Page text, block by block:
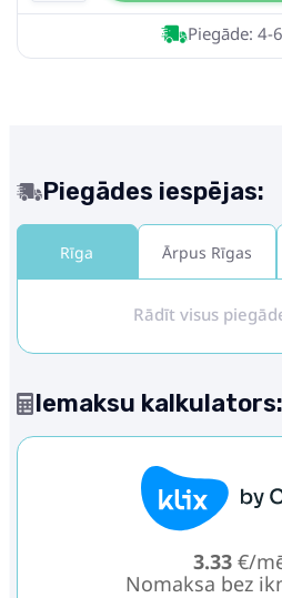
Piegāde: 4-
Piegādes iespējas:
Rīga Ārpus Rīgas
Rādīt visus
Iemaksu kalkulators:
3.33 €/
Nomaksa bez